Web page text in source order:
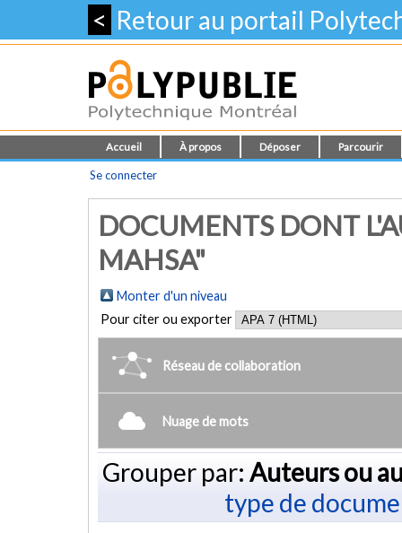
< Retour au portail
Accueil À propos Déposer Parcourir
Se connecter
DOCUMENTS DONT
MAHSA"
Monter d'un niveau
Pour citer ou exporter
Réseau de collaboration
Nuage de mots
Grouper par: Auteurs ou
type de